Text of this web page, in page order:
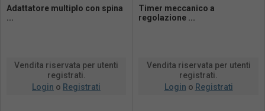
Adattatore multiplo con spina
...
Vendita riservata per utenti
registrati.
Login o Registrati
Timer meccanico a
regolazione ...
Vendita riservata per utenti
registrati.
Login o Registrati